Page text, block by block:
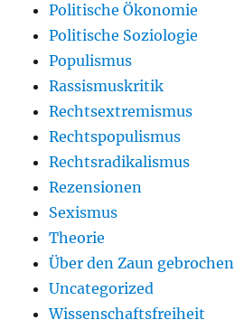
Politische Ökonomie
Politische Soziologie
Populismus
Rassismuskritik
Rechtsextremismus
Rechtspopulismus
Rechtsradikalismus
Rezensionen
Sexismus
Theorie
Über den Zaun gebrochen
Uncategorized
Wissenschaftsfreiheit